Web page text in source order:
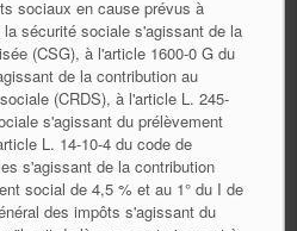
sociaux en cause prévus à
sécurité sociale s'agissant de la
(CSG), à l'article 1600-0 G du
de la contribution au
(CRDS), à l'article L. 245-
s'agissant du prélèvement
L. 14-10-4 du code de
s'agissant de la contribution
social de 4,5 % et au 1° du I de
des impôts s'agissant du